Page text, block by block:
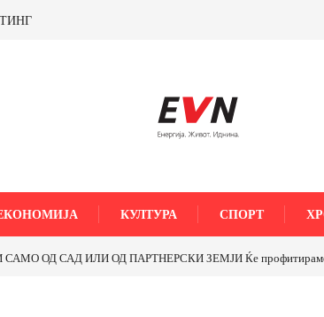
КУЛТУРА СПОРТ
ОД САД ИЛИ ОД ПАРТНЕРСКИ ЗЕМЈИ Ќе профитираме ли